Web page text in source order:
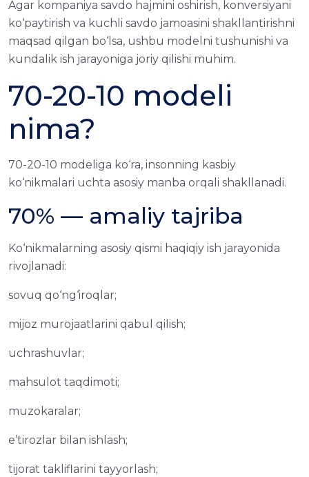
Agar kompaniya savdo hajmini oshirish, konversiyani
ko‘paytirish va kuchli savdo jamoasini shakllantirishni
maqsad qilgan bo‘lsa, ushbu modelni tushunishi va
kundalik ish jarayoniga joriy qilishi muhim.
70-20-10 modeli
nima?
70-20-10 modeliga ko‘ra, insonning kasbiy
ko‘nikmalari uchta asosiy manba orqali shakllanadi.
70% — amaliy tajriba
Ko‘nikmalarning asosiy qismi haqiqiy ish jarayonida
rivojlanadi:
sovuq qo‘ng‘iroqlar;
mijoz murojaatlarini qabul qilish;
uchrashuvlar;
mahsulot taqdimoti;
muzokaralar;
e’tirozlar bilan ishlash;
tijorat takliflarini tayyorlash;